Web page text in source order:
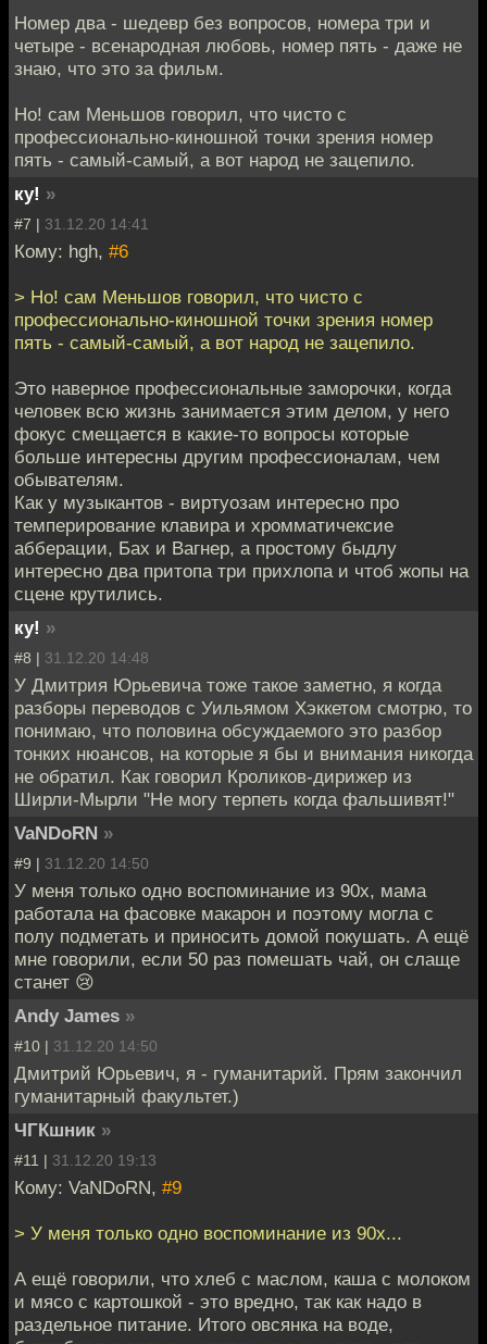
Номер два - шедевр без вопросов, номера три и
четыре - всенародная любовь, номер пять - даже не
знаю, что это за фильм.
Но! сам Меньшов говорил, что чисто с
профессионально-киношной точки зрения номер
пять - самый-самый, а вот народ не зацепило.
ку! »
#7 | 31.12.20 14:41
Кому: hgh, #6
> Но! сам Меньшов говорил, что чисто с
профессионально-киношной точки зрения номер
пять - самый-самый, а вот народ не зацепило.
Это наверное профессиональные заморочки, когда
человек всю жизнь занимается этим делом, у него
фокус смещается в какие-то вопросы которые
больше интересны другим профессионалам, чем
обывателям.
Как у музыкантов - виртуозам интересно про
темперирование клавира и хромматичексие
абберации, Бах и Вагнер, а простому быдлу
интересно два притопа три прихлопа и чтоб жопы на
сцене крутились.
ку! »
#8 | 31.12.20 14:48
У Дмитрия Юрьевича тоже такое заметно, я когда
разборы переводов с Уильямом Хэккетом смотрю, то
понимаю, что половина обсуждаемого это разбор
тонких нюансов, на которые я бы и внимания никогда
не обратил. Как говорил Кроликов-дирижер из
Ширли-Мырли "Не могу терпеть когда фальшивят!"
VaNDoRN »
#9 | 31.12.20 14:50
У меня только одно воспоминание из 90х, мама
работала на фасовке макарон и поэтому могла с
полу подметать и приносить домой покушать. А ещё
мне говорили, если 50 раз помешать чай, он слаще
станет 😢
Andy James »
#10 | 31.12.20 14:50
Дмитрий Юрьевич, я - гуманитарий. Прям закончил
гуманитарный факультет.)
ЧГКшник »
#11 | 31.12.20 19:13
Кому: VaNDoRN, #9
> У меня только одно воспоминание из 90х...
А ещё говорили, что хлеб с маслом, каша с молоком
и мясо с картошкой - это вредно, так как надо в
раздельное питание. Итого овсянка на воде,